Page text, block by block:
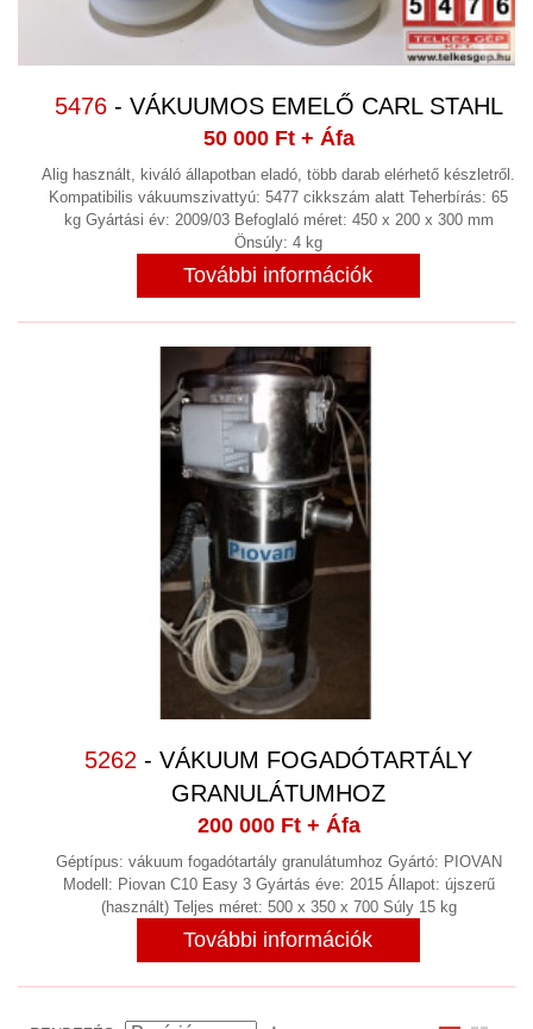
5476- VÁKUUMOS EMELŐ CARL STAHL
50 000 Ft+ Áfa
Alig használt, kiváló állapotban eladó, több darab elérhető készletről.
Kompatibilis vákuumszivattyú: 5477 cikkszám alatt Teherbírás: 65
kg Gyártási év: 2009/03 Befoglaló méret: 450 x 200 x 300 mm
Önsúly: 4 kg
További információk
5262 - VÁKUUM FOGADÓTARTÁLY
GRANULÁTUMHOZ
200 000 Ft+ Áfa
Géptípus: vákuum fogadótartály granulátumhoz Gyártó: PIOVAN
Modell: Piovan C10 Easy 3 Gyártás éve: 2015 Állapot: újszerű
(használt) Teljes méret: 500 x 350 x 700 Súly 15 kg
További információk